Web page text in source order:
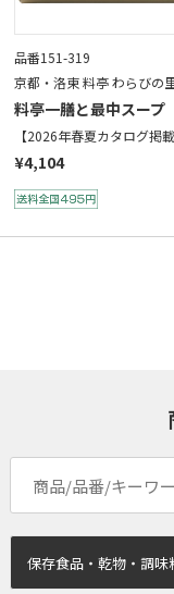
品番151-319
京都・洛東 料亭 わらびの
料亭一膳と最中スープ
【2026年春夏カタログ掲載
¥4,104
保存食品・乾物・調味